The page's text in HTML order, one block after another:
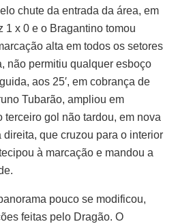
chute da entrada da área, em
1 x 0 e o Bragantino tomou
alta em todos os setores
não permitiu qualquer esboço
aos 25′, em cobrança de
Tubarão, ampliou em
terceiro gol não tardou, em nova
que cruzou para o interior
à marcação e mandou a
pouco se modificou,
feitas pelo Dragão. O